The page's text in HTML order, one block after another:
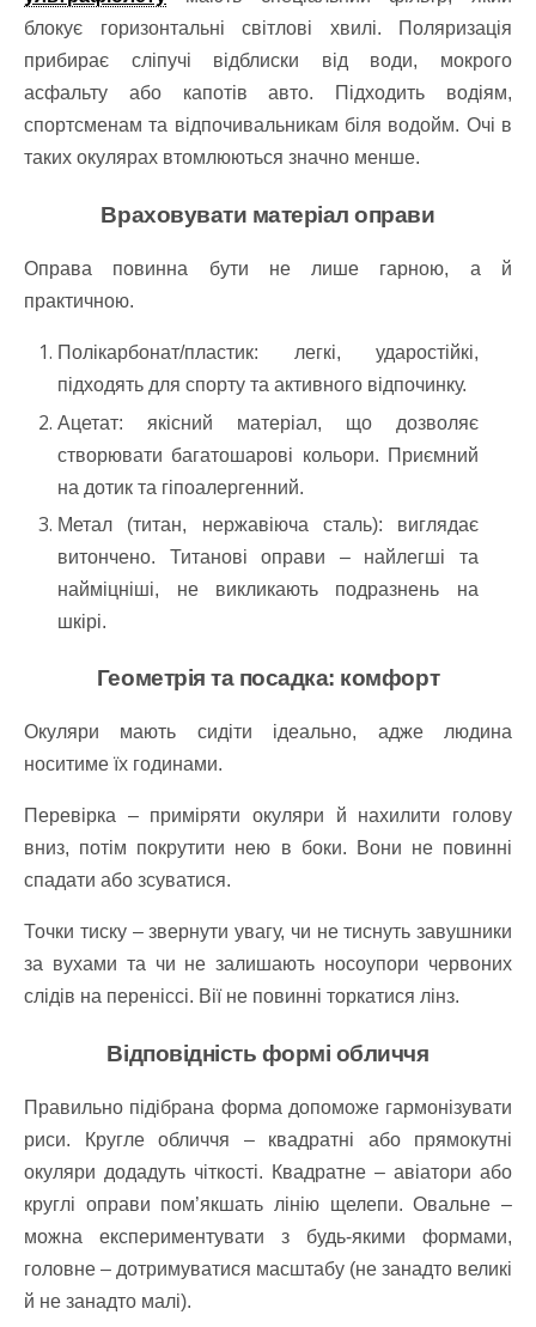
блокує горизонтальні світлові хвилі. Поляризація
прибирає сліпучі відблиски від води, мокрого
асфальту або капотів авто. Підходить водіям,
спортсменам та відпочивальникам біля водойм. Очі в
таких окулярах втомлюються значно менше.
Враховувати матеріал оправи
Оправа повинна бути не лише гарною, а й
практичною.
Полікарбонат/пластик: легкі, ударостійкі,
підходять для спорту та активного відпочинку.
Ацетат: якісний матеріал, що дозволяє
створювати багатошарові кольори. Приємний
на дотик та гіпоалергенний.
Метал (титан, нержавіюча сталь): виглядає
витончено. Титанові оправи – найлегші та
найміцніші, не викликають подразнень на
шкірі.
Геометрія та посадка: комфорт
Окуляри мають сидіти ідеально, адже людина
носитиме їх годинами.
Перевірка – приміряти окуляри й нахилити голову
вниз, потім покрутити нею в боки. Вони не повинні
спадати або зсуватися.
Точки тиску – звернути увагу, чи не тиснуть завушники
за вухами та чи не залишають носоупори червоних
слідів на переніссі. Вії не повинні торкатися лінз.
Відповідність формі обличчя
Правильно підібрана форма допоможе гармонізувати
риси. Кругле обличчя – квадратні або прямокутні
окуляри додадуть чіткості. Квадратне – авіатори або
круглі оправи пом’якшать лінію щелепи. Овальне –
можна експериментувати з будь-якими формами,
головне – дотримуватися масштабу (не занадто великі
й не занадто малі).